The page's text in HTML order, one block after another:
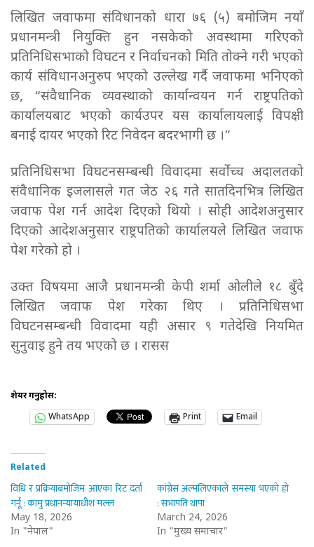
लिखित जवाफमा संविधानको धारा ७६ (५) बमोजिम नयाँ
प्रधानमन्त्री नियुक्ति हुन नसकेको अवस्थामा गरिएको
प्रतिनिधिसभाको विघटन र निर्वाचनको मिति तोक्ने गरी भएको
कार्य संविधानअनुरुप भएको उल्लेख गर्दै जवाफमा भनिएको
छ, “संवैधानिक व्यवस्थाको कार्यान्वयन गर्न राष्ट्रपतिको
कार्यालयबाट भएको कार्यउपर यस कार्यालायलाई विपक्षी
बनाई दायर भएको रिट निवेदन बदरभागी छ ।”
प्रतिनिधिसभा विघटनसम्बन्धी विवादमा सर्वोच्च अदालतको
संवैधानिक इजलासले गत जेठ २६ गते सातदिनभित्र लिखित
जवाफ पेश गर्न आदेश दिएको थियो । सोही आदेशअनुसार
दिएको आदेशअनुसार राष्ट्रपतिको कार्यालयले लिखित जवाफ
पेश गरेको हो ।
उक्त विषयमा आजै प्रधानमन्त्री केपी शर्मा ओलीले १८ बुँदे
लिखित जवाफ पेश गरेका थिए । प्रतिनिधिसभा
विघटनसम्बन्धी विवादमा यही असार ९ गतेदेखि नियमित
सुनुवाइ हुने तय भएको छ । रासस
शेयर गर्नुहोस:
WhatsApp
Print Email
Related
विधि र प्रक्रियाबमोजिम आएका रिट दर्ता
गर्नू : कामु प्रधानन्यायाधीश मल्ल
May 18, 2026
In "नेपाल"
कांग्रेस अल्मलिएकाले समस्या भएको हो
: सभापति थापा
March 24, 2026
In "मुख्य समाचार"